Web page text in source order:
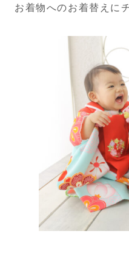
お着物へのお着替えに